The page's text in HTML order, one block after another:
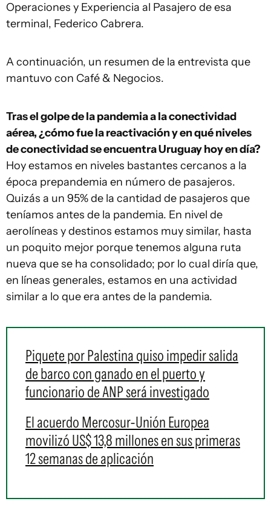
Operaciones y Experiencia al Pasajero de esa
terminal, Federico Cabrera.
A continuación, un resumen de la entrevista que
mantuvo con Café & Negocios.
Tras el golpe de la pandemia a la conectividad
aérea, ¿cómo fue la reactivación y en qué niveles
de conectividad se encuentra Uruguay hoy en día?
Hoy estamos en niveles bastantes cercanos a la
época prepandemia en número de pasajeros.
Quizás a un 95% de la cantidad de pasajeros que
teníamos antes de la pandemia. En nivel de
aerolíneas y destinos estamos muy similar, hasta
un poquito mejor porque tenemos alguna ruta
nueva que se ha consolidado; por lo cual diría que,
en líneas generales, estamos en una actividad
similar a lo que era antes de la pandemia.
Piquete por Palestina quiso impedir salida
de barco con ganado en el puerto y
funcionario de ANP será investigado
El acuerdo Mercosur-Unión Europea
movilizó US$ 13,8 millones en sus primeras
12 semanas de aplicación